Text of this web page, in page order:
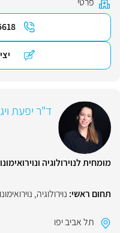
ד"ר יפעת
מומחית לנוירולוגיה
תחום ראשי: נוירולוגיה,
תל אביב יפו